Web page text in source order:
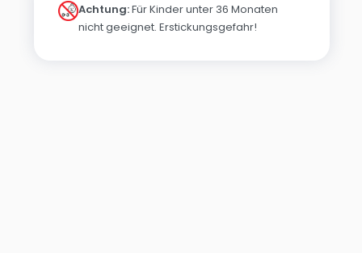
Achtung:Für Kinder unter 36 Monaten
nicht geeignet. Erstickungsgefahr!